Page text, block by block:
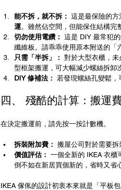
能不拆，就不拆： 這是最保險的
運。雖然佔空間，但能保住結構完
切勿使用電鑽： 這是 DIY 最常犯
纖維板。請乖乖使用原本附送的「
只需「半拆」： 對於大型衣櫃，
型框架搬運，可大幅減少螺絲拆卸
DIY 修補法： 若發現螺絲孔變鬆，
四、 殘酷的計算：搬運
在決定搬運前，請先按一按計數機。
拆裝附加費： 搬屋公司對於需要拆
價值評估： 一個全新的 IKEA 衣櫃
倒不如在新居買個新的，省時又省
IKEA 傢俬的設計初衷本來就是「平板